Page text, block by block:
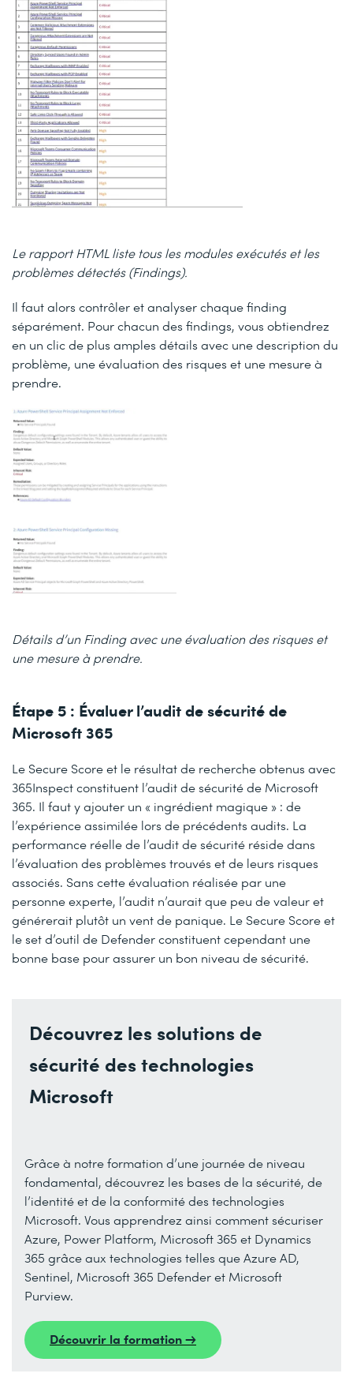
Le rapport HTML liste tous les modules exécutés et les
problèmes détectés (Findings).
Il faut alors contrôler et analyser chaque finding
séparément. Pour chacun des findings, vous obtiendrez
en un clic de plus amples détails avec une description du
problème, une évaluation des risques et une mesure à
prendre.
Détails d’un Finding avec une évaluation des risques et
une mesure à prendre.
Étape 5 : Évaluer l’audit de sécurité de
Microsoft 365
Le Secure Score et le résultat de recherche obtenus avec
365Inspect constituent l’audit de sécurité de Microsoft
365. Il faut y ajouter un « ingrédient magique » : de
l’expérience assimilée lors de précédents audits. La
performance réelle de l’audit de sécurité réside dans
l’évaluation des problèmes trouvés et de leurs risques
associés. Sans cette évaluation réalisée par une
personne experte, l’audit n’aurait que peu de valeur et
générerait plutôt un vent de panique. Le Secure Score et
le set d’outil de Defender constituent cependant une
bonne base pour assurer un bon niveau de sécurité.
Découvrez les solutions de
sécurité des technologies
Microsoft
Grâce à notre formation d’une journée de niveau
fondamental, découvrez les bases de la sécurité, de
l’identité et de la conformité des technologies
Microsoft. Vous apprendrez ainsi comment sécuriser
Azure, Power Platform, Microsoft 365 et Dynamics
365 grâce aux technologies telles que Azure AD,
Sentinel, Microsoft 365 Defender et Microsoft
Purview.
Découvrir la formation →